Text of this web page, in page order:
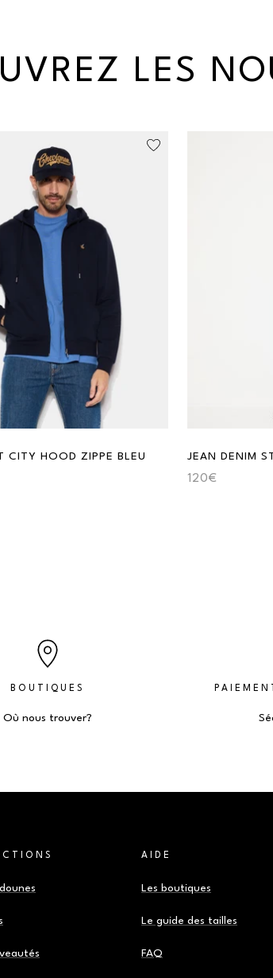
LES
CITY HOOD ZIPPE BLEU JEAN DENIM
120€
BOUTIQUES
Où nous trouver?
AIDE
Les boutiques
Le guide des tailles
FAQ